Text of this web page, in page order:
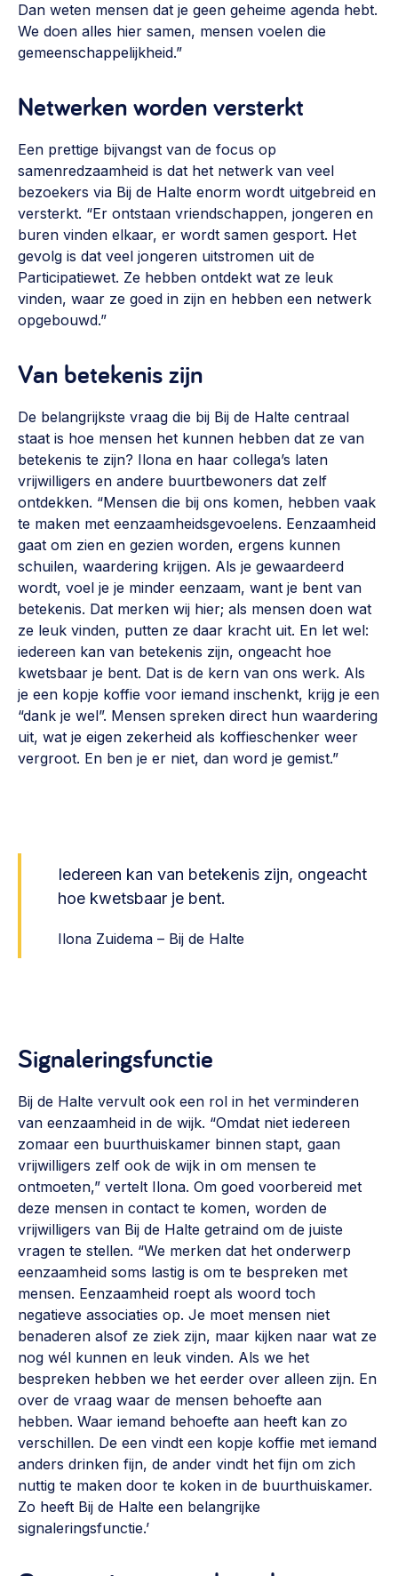
Dan weten mensen dat je geen geheime agenda hebt.
We doen alles hier samen, mensen voelen die
gemeenschappelijkheid.”
Netwerken worden versterkt
Een prettige bijvangst van de focus op
samenredzaamheid is dat het netwerk van veel
bezoekers via Bij de Halte enorm wordt uitgebreid en
versterkt. “Er ontstaan vriendschappen, jongeren en
buren vinden elkaar, er wordt samen gesport. Het
gevolg is dat veel jongeren uitstromen uit de
Participatiewet. Ze hebben ontdekt wat ze leuk
vinden, waar ze goed in zijn en hebben een netwerk
opgebouwd.”
Van betekenis zijn
De belangrijkste vraag die bij Bij de Halte centraal
staat is hoe mensen het kunnen hebben dat ze van
betekenis te zijn? Ilona en haar collega’s laten
vrijwilligers en andere buurtbewoners dat zelf
ontdekken. “Mensen die bij ons komen, hebben vaak
te maken met eenzaamheidsgevoelens. Eenzaamheid
gaat om zien en gezien worden, ergens kunnen
schuilen, waardering krijgen. Als je gewaardeerd
wordt, voel je je minder eenzaam, want je bent van
betekenis. Dat merken wij hier; als mensen doen wat
ze leuk vinden, putten ze daar kracht uit. En let wel:
iedereen kan van betekenis zijn, ongeacht hoe
kwetsbaar je bent. Dat is de kern van ons werk. Als
je een kopje koffie voor iemand inschenkt, krijg je een
“dank je wel”. Mensen spreken direct hun waardering
uit, wat je eigen zekerheid als koffieschenker weer
vergroot. En ben je er niet, dan word je gemist.”
Iedereen kan van betekenis zijn, ongeacht
hoe kwetsbaar je bent.
Ilona Zuidema – Bij de Halte
Signaleringsfunctie
Bij de Halte vervult ook een rol in het verminderen
van eenzaamheid in de wijk. “Omdat niet iedereen
zomaar een buurthuiskamer binnen stapt, gaan
vrijwilligers zelf ook de wijk in om mensen te
ontmoeten,” vertelt Ilona. Om goed voorbereid met
deze mensen in contact te komen, worden de
vrijwilligers van Bij de Halte getraind om de juiste
vragen te stellen. “We merken dat het onderwerp
eenzaamheid soms lastig is om te bespreken met
mensen. Eenzaamheid roept als woord toch
negatieve associaties op. Je moet mensen niet
benaderen alsof ze ziek zijn, maar kijken naar wat ze
nog wél kunnen en leuk vinden. Als we het
bespreken hebben we het eerder over alleen zijn. En
over de vraag waar de mensen behoefte aan
hebben. Waar iemand behoefte aan heeft kan zo
verschillen. De een vindt een kopje koffie met iemand
anders drinken fijn, de ander vindt het fijn om zich
nuttig te maken door te koken in de buurthuiskamer.
Zo heeft Bij de Halte een belangrijke
signaleringsfunctie.’